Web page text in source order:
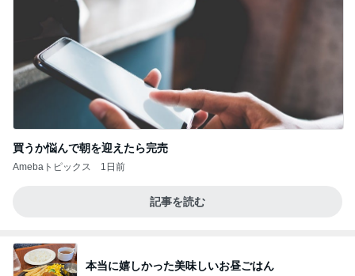
買うか悩んで朝を迎えたら完売
Amebaトピックス 1日前
記事を読む
本当に嬉しかった美味しいお昼ごはん